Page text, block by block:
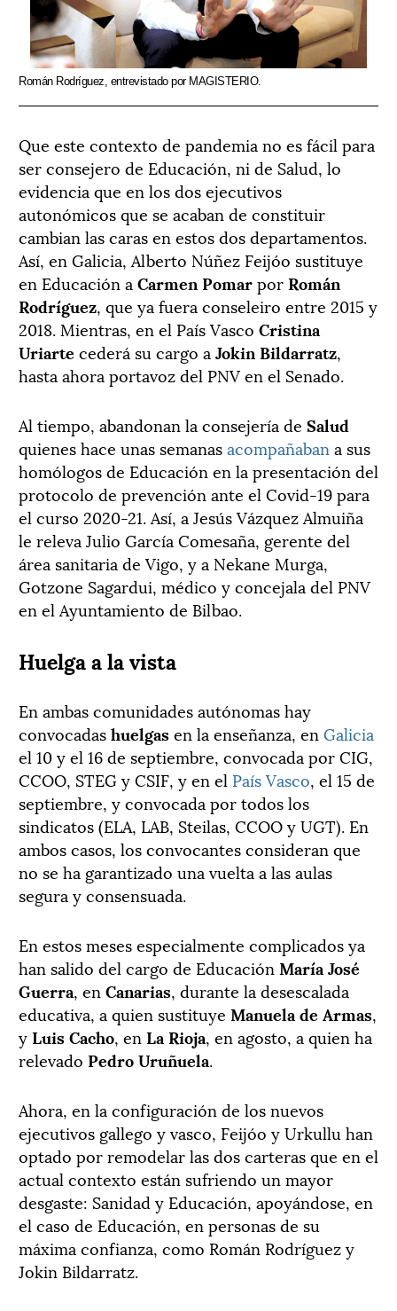
Román Rodríguez, entrevistado por MAGISTERIO.
Que este contexto de pandemia no es fácil para
ser consejero de Educación, ni de Salud, lo
evidencia que en los dos ejecutivos
autonómicos que se acaban de constituir
cambian las caras en estos dos departamentos.
Así, en Galicia, Alberto Núñez Feijóo sustituye
en Educación a Carmen PomarporRomán
Rodríguez, que ya fuera conseleiro entre 2015 y
2018. Mientras, en el País Vasco Cristina
Uriarte cederá su cargo a Jokin Bildarratz,
hasta ahora portavoz del PNV en el Senado.
Al tiempo, abandonan la consejería de Salud
quienes hace unas semanasacompañaban a sus
homólogos de Educación en la presentación del
protocolo de prevención ante el Covid-19 para
el curso 2020-21. Así, a Jesús Vázquez Almuiña
le releva Julio García Comesaña, gerente del
área sanitaria de Vigo, y a Nekane Murga,
Gotzone Sagardui, médico y concejala del PNV
en el Ayuntamiento de Bilbao.
Huelga a la vista
En ambas comunidades autónomas hay
convocadashuelgasen la enseñanza, en Galicia
el 10 y el 16 de septiembre, convocada por CIG,
CCOO, STEG y CSIF, y en el País Vasco, el 15 de
septiembre, y convocada por todos los
sindicatos (ELA, LAB, Steilas, CCOO y UGT). En
ambos casos, los convocantes consideran que
no se ha garantizado una vuelta a las aulas
segura y consensuada.
En estos meses especialmente complicados ya
han salido del cargo de Educación María José
Guerra, en Canarias, durante la desescalada
educativa, a quien sustituye Manuela de Armas,
yLuis Cacho, en La Rioja, en agosto, a quien ha
relevado Pedro Uruñuela.
Ahora, en la configuración de los nuevos
ejecutivos gallego y vasco, Feijóo y Urkullu han
optado por remodelar las dos carteras que en el
actual contexto están sufriendo un mayor
desgaste: Sanidad y Educación, apoyándose, en
el caso de Educación, en personas de su
máxima confianza, como Román Rodríguez y
Jokin Bildarratz.